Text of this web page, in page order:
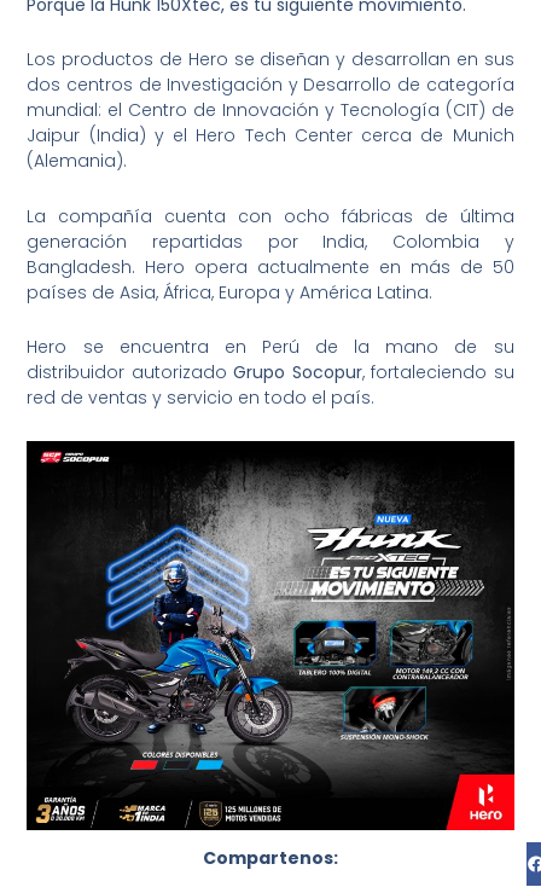
Los productos de Hero se diseñan y desarrollan en sus
dos centros de Investigación y Desarrollo de categoría
mundial: el Centro de Innovación y Tecnología (CIT) de
Jaipur (India) y el Hero Tech Center cerca de Munich
(Alemania).
La compañía cuenta con ocho fábricas de última
generación repartidas por India, Colombia y
Bangladesh. Hero opera actualmente en más de 50
países de Asia, África, Europa y América Latina.
Hero se encuentra en Perú de la mano de su
distribuidor autorizadoGrupo Socopur, fortaleciendo su
red de ventas y servicio en todo el país.
Compartenos: